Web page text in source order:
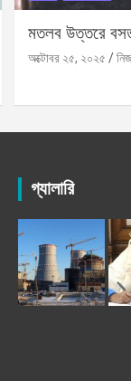
মতলব উত্তরে
অক্টোবর ২৫, ২০২৫
গ্যালারি